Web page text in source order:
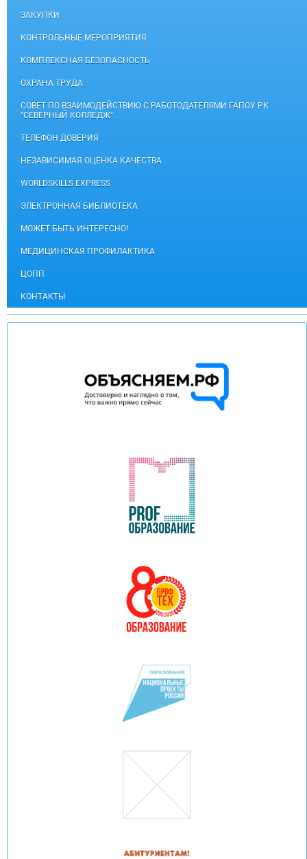
ЗАКУПКИ
КОНТРОЛЬНЫЕ МЕРОПРИЯТИЯ
КОМПЛЕКСНАЯ БЕЗОПАСНОСТЬ
ОХРАНА ТРУДА
СОВЕТ ПО ВЗАИМОДЕЙСТВИЮ С РАБОТОДАТЕЛЯМИ ГАПОУ РК
"СЕВЕРНЫЙ КОЛЛЕДЖ"
ТЕЛЕФОН ДОВЕРИЯ
НЕЗАВИСИМАЯ ОЦЕНКА КАЧЕСТВА
WORLDSKILLS EXPRESS
ЭЛЕКТРОННАЯ БИБЛИОТЕКА
МОЖЕТ БЫТЬ ИНТЕРЕСНО!
МЕДИЦИНСКАЯ ПРОФИЛАКТИКА
ЦОПП
КОНТАКТЫ